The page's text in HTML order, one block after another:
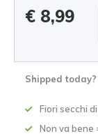
€ 8,99
Shipped today?
Fiori secchi
Non va bene